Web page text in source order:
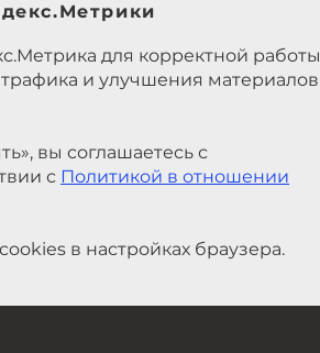
для корректной работы
и улучшения материалов
вы соглашаетесь с
с Политикой в отношении
в настройках браузера.